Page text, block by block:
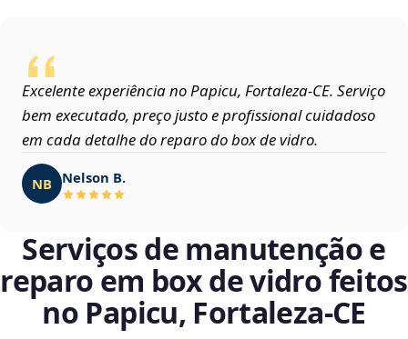
Excelente experiência no Papicu, Fortaleza‑CE. Serviço
bem executado, preço justo e profissional cuidadoso
em cada detalhe do reparo do box de vidro.
NB Nelson B.
Serviços de manutenção e
reparo em box de vidro feitos
no Papicu, Fortaleza‑CE